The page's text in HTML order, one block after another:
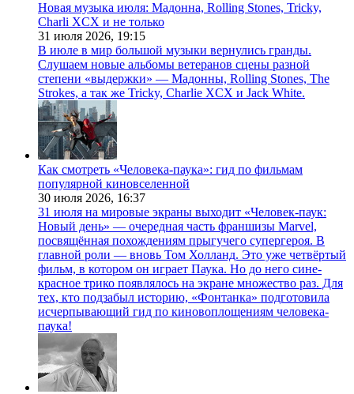
Новая музыка июля: Мадонна, Rolling Stones, Tricky,
Charli XCX и не только
31 июля 2026, 19:15
В июле в мир большой музыки вернулись гранды.
Слушаем новые альбомы ветеранов сцены разной
степени «выдержки» — Мадонны, Rolling Stones, The
Strokes, а так же Tricky, Charlie XCX и Jack White.
Как смотреть «Человека-паука»: гид по фильмам
популярной киновселенной
30 июля 2026, 16:37
31 июля на мировые экраны выходит «Человек-паук:
Новый день» — очередная часть франшизы Marvel,
посвящённая похождениям прыгучего супергероя. В
главной роли — вновь Том Холланд. Это уже четвёртый
фильм, в котором он играет Паука. Но до него сине-
красное трико появлялось на экране множество раз. Для
тех, кто подзабыл историю, «Фонтанка» подготовила
исчерпывающий гид по киновоплощениям человека-
паука!